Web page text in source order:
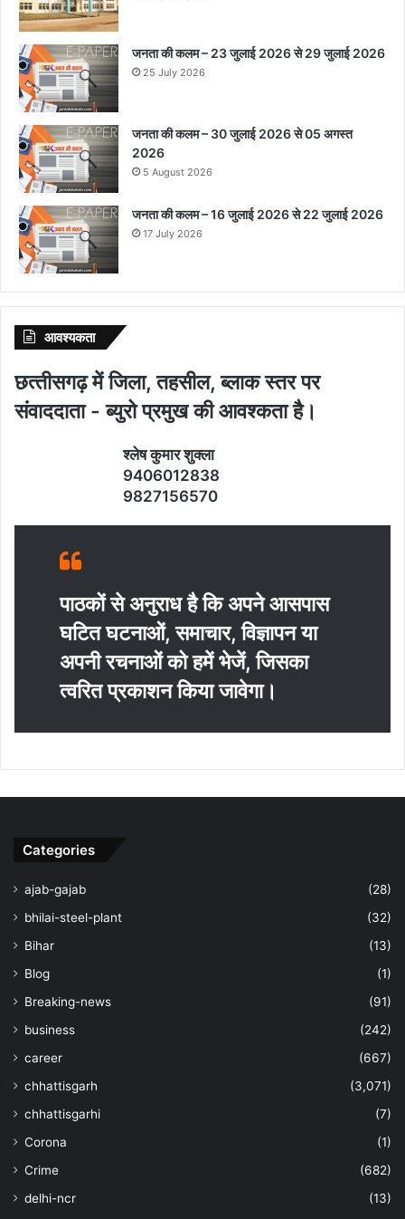
जनता की कलम – 23 जुलाई 2026 से 29 जुलाई 2026
25 July 2026
जनता की कलम – 30 जुलाई 2026 से 05 अगस्त
2026
5 August 2026
जनता की कलम – 16 जुलाई 2026 से 22 जुलाई 2026
17 July 2026
आवश्‍यकता
छत्‍तीसगढ़ में जिला, तहसील, ब्‍लाक स्‍तर पर
संवाददाता - ब्‍युरो प्रमुख की आवश्‍कता है।
श्‍लेष कुमार शुक्‍ला
9406012838
9827156570
पाठकों से अनुराध है कि अपने आसपास
घटित घटनाओं, समाचार, विज्ञापन या
अपनी रचनाओं को हमें भेजें, जिसका
त्‍वरित प्रकाशन किया जावेगा।
Categories
ajab-gajab
(28)
bhilai-steel-plant
(32)
Bihar
(13)
Blog
(1)
Breaking-news
(91)
business
(242)
career
(667)
chhattisgarh
(3,071)
chhattisgarhi
(7)
Corona
(1)
Crime
(682)
delhi-ncr
(13)